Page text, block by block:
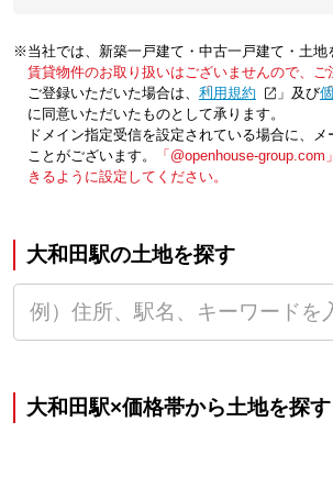
※当社では、新築一戸建て・中古一戸建て・土地
賃貸物件のお取り扱いはございませんので、ご
ご登録いただいた場合は、「利用規約 」及び「
に同意いただいたものとして承ります。
ドメイン指定受信を設定されている場合に、
ことがございます。
「@openhouse-
きるように設定してください。
大和田駅の土地を探す
大和田駅×価格帯から土地を探す